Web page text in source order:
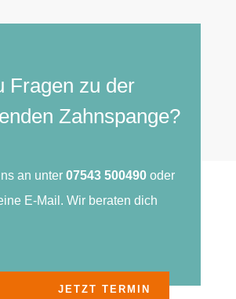
Fragen zu der
Zahnspange?
an unter 07543 500490oder
E-Mail. Wir beraten dich
JETZT TERMIN